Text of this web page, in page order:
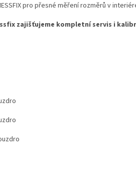
pro přesné měření rozměrů v
zajišťujeme kompletní servis i